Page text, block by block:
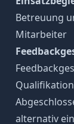
Betreuung
Mitarbeiter
Qualifikation
alternativ